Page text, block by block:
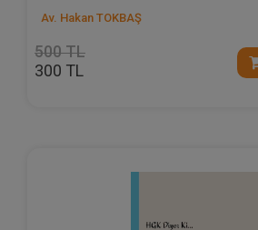
Av. Hakan TOKBAŞ
500 TL
300 TL